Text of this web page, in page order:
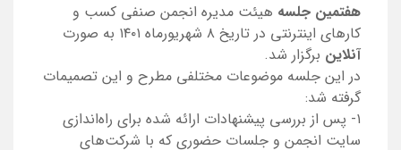
هفتمین جلسه هیئت مدیره انجمن صنفی کسب و
کارهای اینترنتی در تاریخ ۸ شهریورماه ۱۴۰۱ به صورت
آنلاین برگزار شد.
در این جلسه موضوعات مختلفی مطرح و این تصمیمات
گرفته شد:
۱- پس از بررسی پیشنهادات ارائه شده برای راه‌اندازی
سایت انجمن و جلسات حضوری که با شرکت‌های